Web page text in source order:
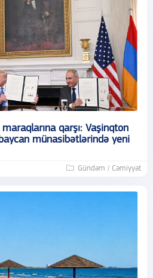
qarşı: Vaşinqton
münasibətlərində yeni
Gündəm / Cəmiyyət